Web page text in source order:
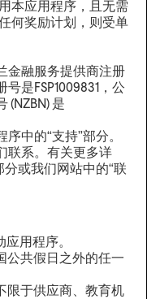
本应用程序，且无需
何奖励计划，则受单
金融服务提供商注册
是FSP1009831，公
(NZBN) 是
中的“支持”部分。
联系。有关更多详
或我们网站中的“联
应用程序。
公共假日之外的任一
限于供应商、教育机